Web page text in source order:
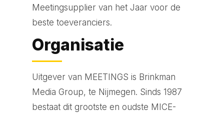
Meetingsupplier van het Jaar voor de
beste toeveranciers.
Organisatie
Uitgever van MEETINGS is Brinkman
Media Group, te Nijmegen. Sinds 1987
bestaat dit grootste en oudste MICE-